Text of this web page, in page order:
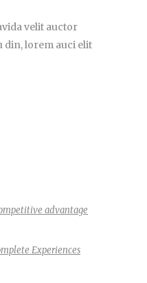
velit auctor
din, lorem auci elit
advantage
Experiences